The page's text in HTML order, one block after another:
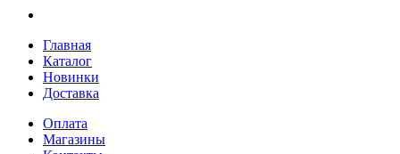
Главная
Каталог
Новинки
Доставка
Оплата
Магазины